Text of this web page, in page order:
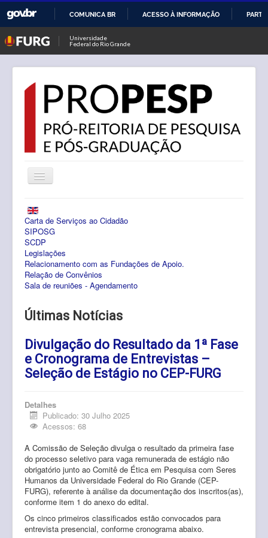
O
CONTEÚDO
COMUNICA BR ACESSO À INFORMAÇÃO
Universidade
Federal do Rio Grande
Alternar
Navegação
Notícias
PROPESP
Pesquisa
Pós-Graduação
Internacionalização.
Editais
Comitês
Contato
Carta de Serviços ao Cidadão
SIPOSG
SCDP
Legislações
Relacionamento com as Fundações de Apoio.
Relação de Convênios
Sala de reuniões - Agendamento
Últimas Notícias
Divulgação do Resultado da 1ª Fase
e Cronograma de Entrevistas –
Seleção de Estágio no CEP-FURG
Detalhes
Publicado: 30 Julho 2025
Acessos: 68
A Comissão de Seleção divulga o resultado da primeira fase
do processo seletivo para vaga remunerada de estágio não
obrigatório junto ao Comitê de Ética em Pesquisa com Seres
Humanos da Universidade Federal do Rio Grande (CEP-
FURG), referente à análise da documentação dos inscritos(as),
conforme item 1 do anexo do edital.
Os cinco primeiros classificados estão convocados para
entrevista presencial, conforme cronograma abaixo.